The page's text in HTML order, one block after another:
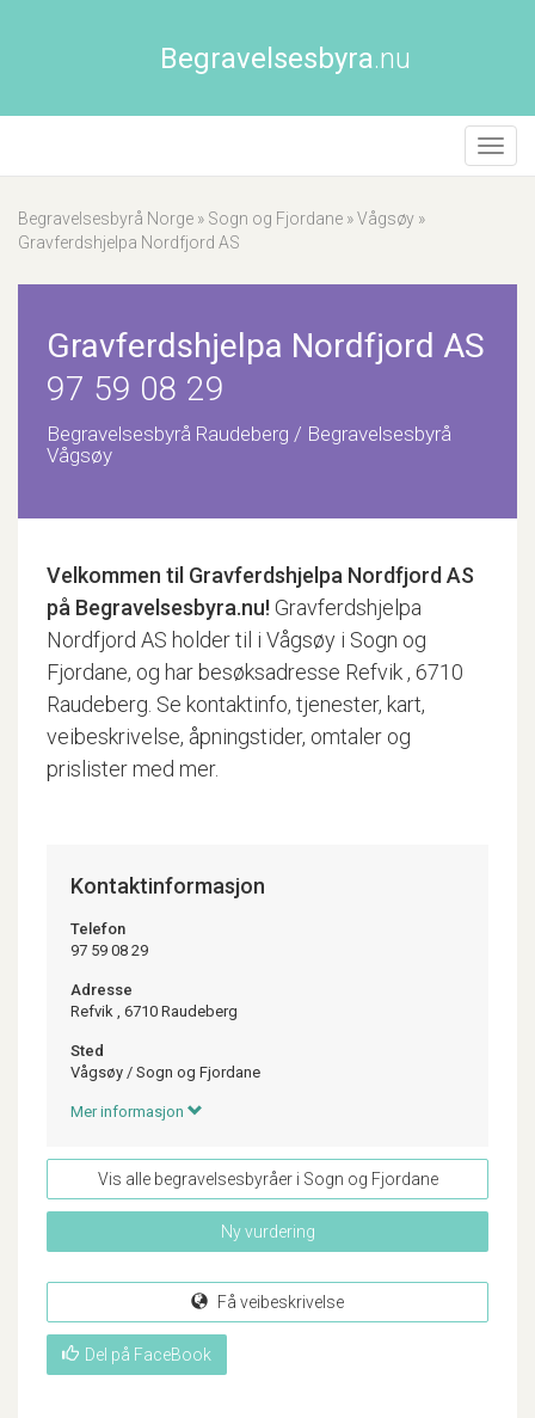
Begravelsesbyra.nu
Begravelsesbyrå Norge » Sogn og Fjordane »Vågsøy »
Gravferdshjelpa Nordfjord AS
Gravferdshjelpa Nordfjord AS
97 59 08 29
Begravelsesbyrå Raudeberg / Begravelsesbyrå
Vågsøy
Velkommen til Gravferdshjelpa Nordfjord AS
på Begravelsesbyra.nu! Gravferdshjelpa
Nordfjord AS holder til i Vågsøy i Sogn og
Fjordane, og har besøksadresse Refvik , 6710
Raudeberg. Se kontaktinfo, tjenester, kart,
veibeskrivelse, åpningstider, omtaler og
prislister med mer.
Kontaktinformasjon
Telefon
97 59 08 29
Adresse
Refvik , 6710 Raudeberg
Sted
Vågsøy / Sogn og Fjordane
Mer informasjon
Vis alle begravelsesbyråer i Sogn og Fjordane
Ny vurdering
Få veibeskrivelse
Del på FaceBook